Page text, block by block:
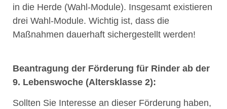
in die Herde (Wahl-Module). Insgesamt existieren
drei Wahl-Module. Wichtig ist, dass die
Maßnahmen dauerhaft sichergestellt werden!
Beantragung der Förderung für Rinder ab der
9. Lebenswoche (Altersklasse 2):
Sollten Sie Interesse an dieser Förderung haben,